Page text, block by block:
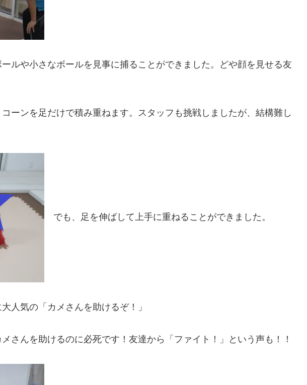
ルや小さなボールを見事に捕ることができました。どや顔を見せる友
ーンを足だけで積み重ねます。スタッフも挑戦しましたが、結構難し
でも、足を伸ばして上手に重ねることができました。
人気の「カメさんを助けるぞ！」
さんを助けるのに必死です！友達から「ファイト！」という声も！！